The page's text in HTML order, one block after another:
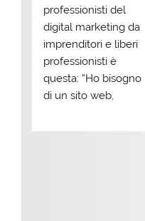
professionisti del
digital marketing da
imprenditori e liberi
professionisti è
questa: “Ho bisogno
di un sito web,